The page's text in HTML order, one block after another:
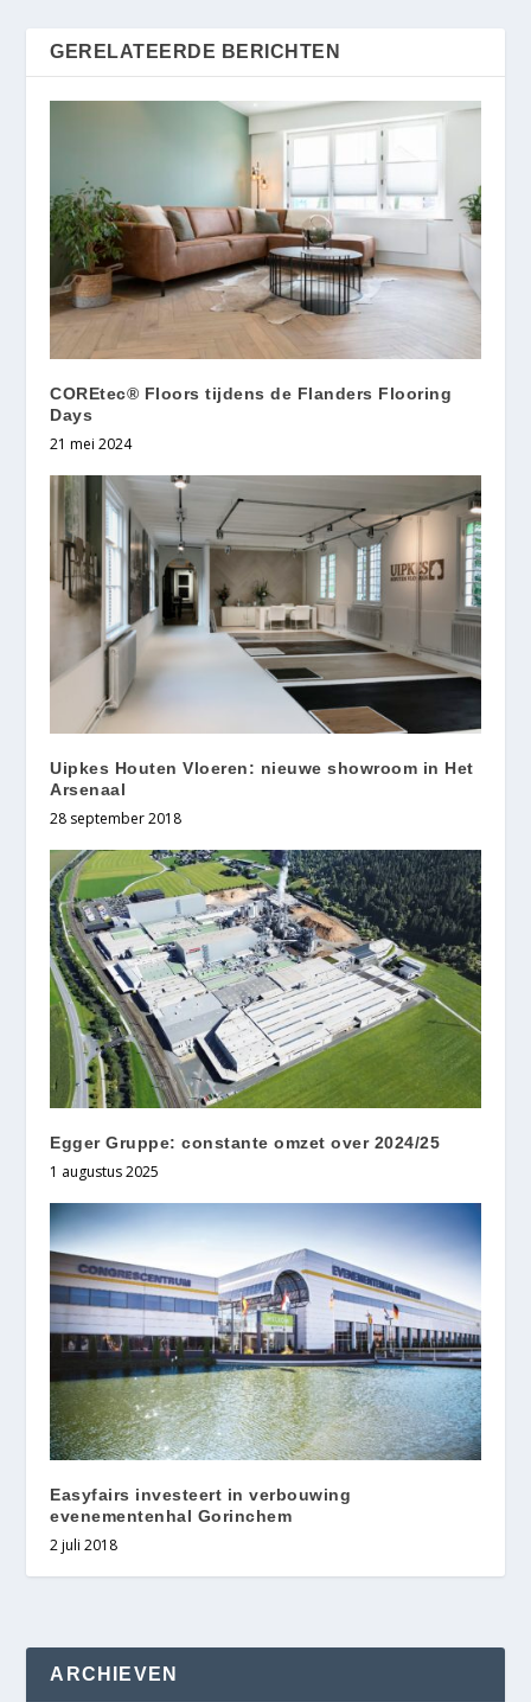
GERELATEERDE BERICHTEN
COREtec® Floors tijdens de Flanders Flooring
Days
21 mei 2024
Uipkes Houten Vloeren: nieuwe showroom in Het
Arsenaal
28 september 2018
Egger Gruppe: constante omzet over 2024/25
1 augustus 2025
Easyfairs investeert in verbouwing
evenementenhal Gorinchem
2 juli 2018
ARCHIEVEN